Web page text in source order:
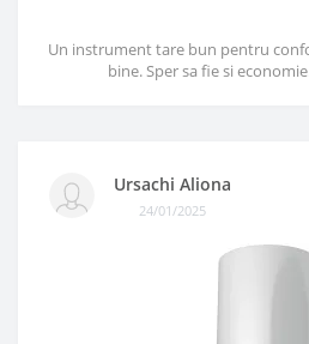
Un instrument tare bun pentru
bine. Sper sa fie si
Ursachi Aliona
24/01/2025